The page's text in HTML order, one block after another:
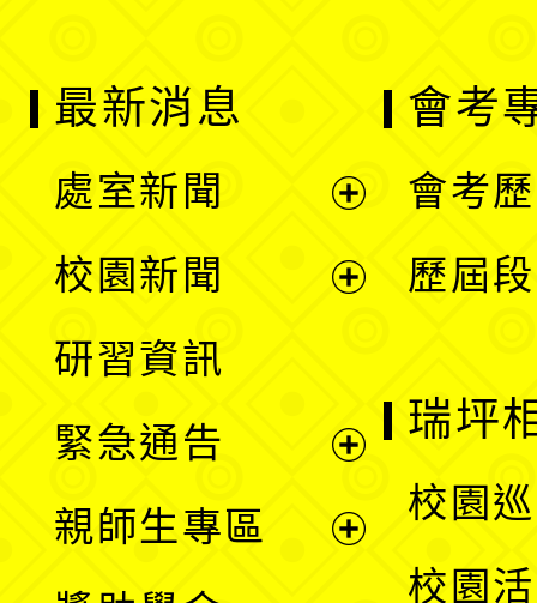
最新消息
處室新聞
單
校園新聞
選
單
研習資訊
緊急通告
親師生專區
會考
會考
歷屆
瑞坪
校園
校園